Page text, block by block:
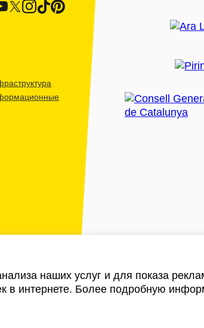
наших услуг и для показа
в интернете. Более подробную